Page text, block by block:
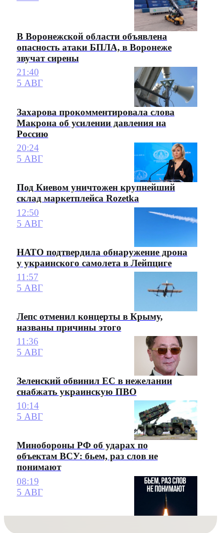
В Воронежской области объявлена
опасность атаки БПЛА, в Воронеже
звучат сирены
21:40
5 АВГ
Захарова прокомментировала слова
Макрона об усилении давления на
Россию
20:24
5 АВГ
Под Киевом уничтожен крупнейший
склад маркетплейса Rozetka
12:50
5 АВГ
НАТО подтвердила обнаружение дрона
у украинского самолета в Лейпциге
11:57
5 АВГ
Лепс отменил концерты в Крыму,
названы причины этого
11:36
5 АВГ
Зеленский обвинил ЕС в нежелании
снабжать украинскую ПВО
10:14
5 АВГ
Минобороны РФ об ударах по
объектам ВСУ: бьем, раз слов не
понимают
08:19
5 АВГ